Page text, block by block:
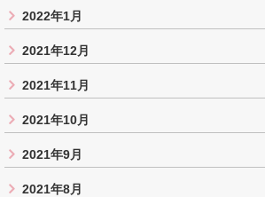
2022年1月
2021年12月
2021年11月
2021年10月
2021年9月
2021年8月